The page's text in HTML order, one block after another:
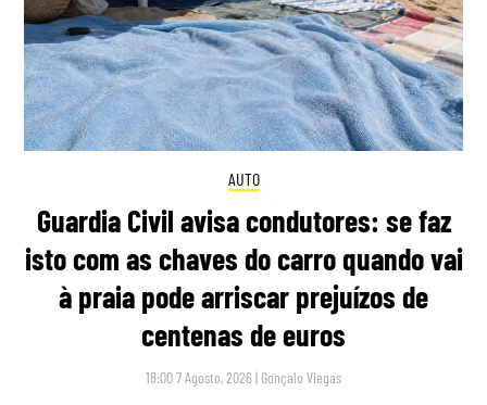
AUTO
Guardia Civil avisa condutores: se faz
isto com as chaves do carro quando vai
à praia pode arriscar prejuízos de
centenas de euros
18:00 7 Agosto, 2026 | Gonçalo Viegas